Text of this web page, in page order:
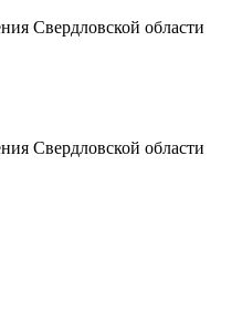
Свердловской области
Свердловской области